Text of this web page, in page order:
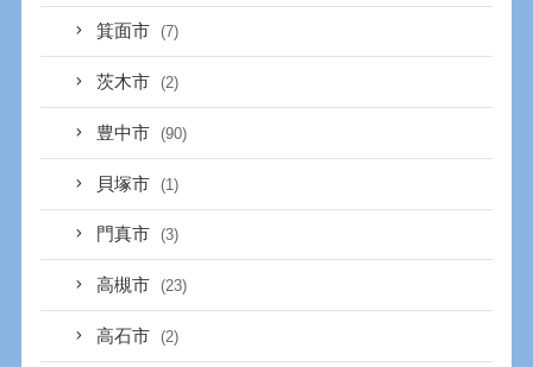
箕面市 (7)
茨木市 (2)
豊中市 (90)
貝塚市 (1)
門真市 (3)
高槻市 (23)
高石市 (2)